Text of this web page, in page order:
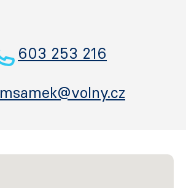
603 253 216
msamek@volny.cz